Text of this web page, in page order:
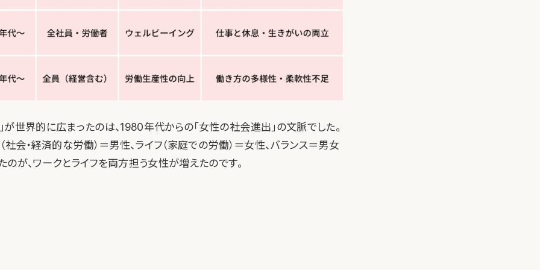
が世界的に広まったのは、1980年代からの「女性の社会進出」の文脈でした。
社会・経済的な労働）＝男性、ライフ（家庭での労働）＝女性、バランス＝男女
が、ワークとライフを両方担う女性が増えたのです。